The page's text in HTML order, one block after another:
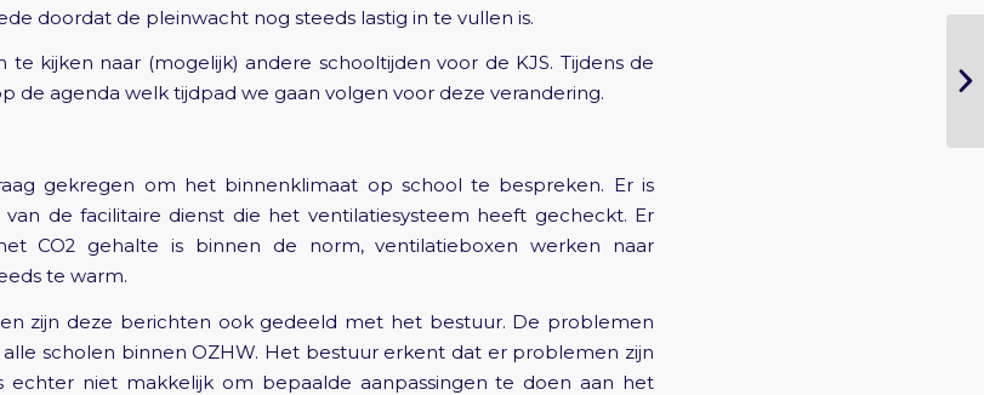
doordat de pleinwacht nog steeds lastig in te vullen is.
kijken naar (mogelijk) andere schooltijden voor de KJS. Tijdens de
de agenda welk tijdpad we gaan volgen voor deze verandering.
gekregen om het binnenklimaat op school te bespreken. Er is
de facilitaire dienst die het ventilatiesysteem heeft gecheckt. Er
CO2 gehalte is binnen de norm, ventilatieboxen werken naar
te warm.
zijn deze berichten ook gedeeld met het bestuur. De problemen
scholen binnen OZHW. Het bestuur erkent dat er problemen zijn
echter niet makkelijk om bepaalde aanpassingen te doen aan het